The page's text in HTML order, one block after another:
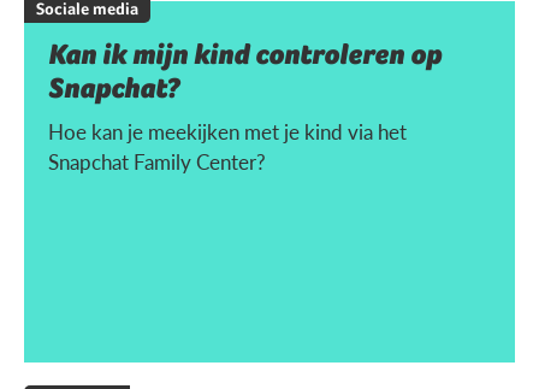
Sociale media
Kan ik mijn kind controleren op
Snapchat?
Hoe kan je meekijken met je kind via het
Snapchat Family Center?